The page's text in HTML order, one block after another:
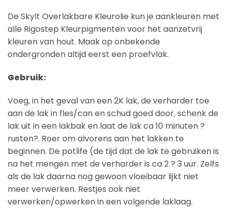
De Skylt Overlakbare Kleurolie kun je aankleuren met
alle Rigostep Kleurpigmenten voor het aanzetvrij
kleuren van hout. Maak op onbekende
ondergronden altijd eerst een proefvlak.
Gebruik:
Voeg, in het geval van een 2K lak, de verharder toe
aan de lak in fles/can en schud goed door, schenk de
lak uit in een lakbak en laat de lak ca 10 minuten ?
rusten?. Roer om alvorens aan het lakken te
beginnen. De potlife (de tijd dat de lak te gebruiken is
na het mengen met de verharder is ca 2 ? 3 uur. Zelfs
als de lak daarna nog gewoon vloeibaar lijkt niet
meer verwerken. Restjes ook niet
verwerken/opwerken in een volgende laklaag.